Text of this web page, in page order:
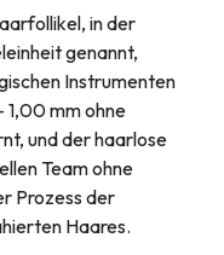
in der
genannt,
Instrumenten
1,00 mm ohne
und der haarlose
Team ohne
Prozess der
Haares.